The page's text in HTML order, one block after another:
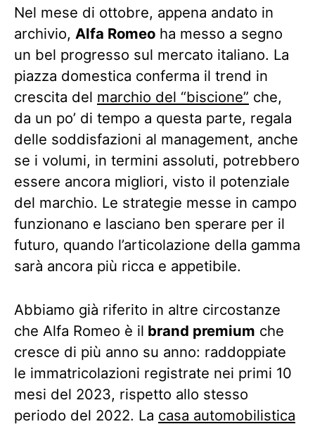
Nel mese di ottobre, appena andato in
archivio, Alfa Romeo ha messo a segno
un bel progresso sul mercato italiano. La
piazza domestica conferma il trend in
crescita del marchio del “biscione” che,
da un po’ di tempo a questa parte, regala
delle soddisfazioni al management, anche
se i volumi, in termini assoluti, potrebbero
essere ancora migliori, visto il potenziale
del marchio. Le strategie messe in campo
funzionano e lasciano ben sperare per il
futuro, quando l’articolazione della gamma
sarà ancora più ricca e appetibile.
Abbiamo già riferito in altre circostanze
che Alfa Romeo è il brand premium che
cresce di più anno su anno: raddoppiate
le immatricolazioni registrate nei primi 10
mesi del 2023, rispetto allo stesso
periodo del 2022. La casa automobilistica